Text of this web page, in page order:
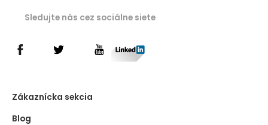
Sledujte nás cez sociálne siete
Zákaznícka sekcia
Blog